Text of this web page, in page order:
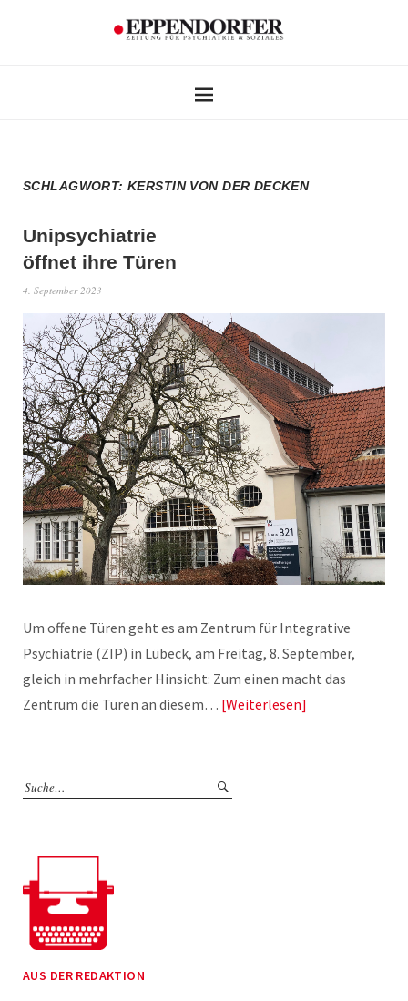
SCHLAGWORT:KERSTIN VON DER DECKEN
Unipsychiatrie
öffnet ihre Türen
4. September 2023
Um offene Türen geht es am Zentrum für Integrative
Psychiatrie (ZIP) in Lübeck, am Freitag, 8. September,
gleich in mehrfacher Hinsicht: Zum einen macht das
Zentrum die Türen an diesem… Weiterlesen
AUS DER REDAKTION